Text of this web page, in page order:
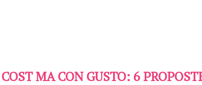
MA CON GUSTO: 6